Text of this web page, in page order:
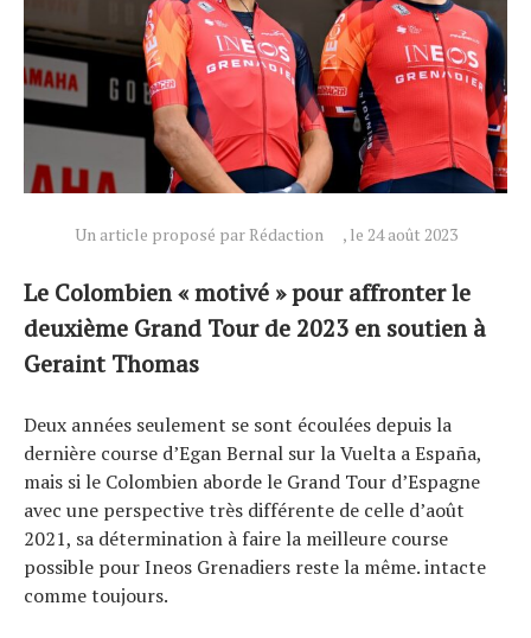
Un article proposé par Rédaction , le 24 août 2023
Le Colombien « motivé » pour affronter le
deuxième Grand Tour de 2023 en soutien à
Geraint Thomas
Deux années seulement se sont écoulées depuis la
dernière course d’Egan Bernal sur la Vuelta a España,
mais si le Colombien aborde le Grand Tour d’Espagne
avec une perspective très différente de celle d’août
2021, sa détermination à faire la meilleure course
possible pour Ineos Grenadiers reste la même. intacte
comme toujours.
Technologies
Tests de produits
Conseils
Tous nos articles
À propos